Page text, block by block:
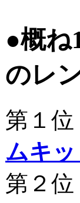
●概ね
のレ
第１位
ムキ
第２位